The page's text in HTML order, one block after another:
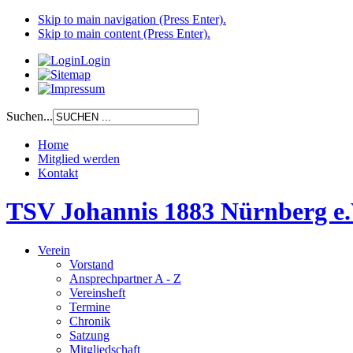
Skip to main navigation (Press Enter).
Skip to main content (Press Enter).
Login
Suchen...
Home
Mitglied werden
Kontakt
TSV Johannis 1883 Nürnberg
Verein
Vorstand
Ansprechpartner A - Z
Vereinsheft
Termine
Chronik
Satzung
Mitgliedschaft